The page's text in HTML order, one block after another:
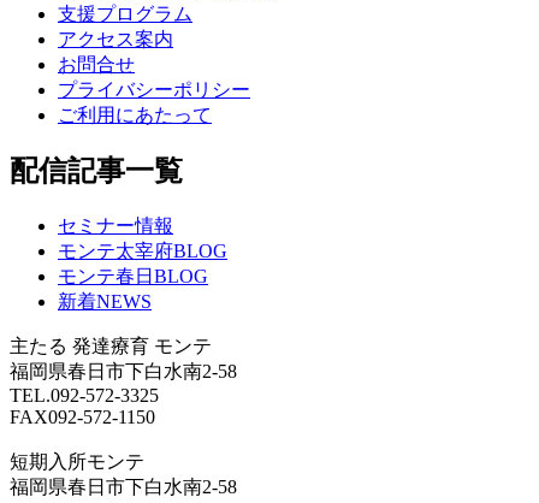
支援プログラム
アクセス案内
お問合せ
プライバシーポリシー
ご利用にあたって
配信記事一覧
セミナー情報
モンテ太宰府BLOG
モンテ春日BLOG
新着NEWS
主たる 発達療育 モンテ
福岡県春日市下白水南2-58
TEL.092-572-3325
FAX092-572-1150
短期入所モンテ
福岡県春日市下白水南2-58